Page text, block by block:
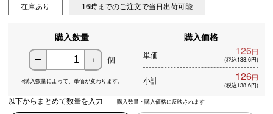
在庫あり 16時までのご注文で当日出荷可能
購入数量
ー ＋ 個
※購入数量によって、 単価が変わります。
購入価格
単価 126円
(税込138.6円)
小計 126円
(税込138.6円)
以下からまとめて数量を入力 購入数量・購入価格に反映されます